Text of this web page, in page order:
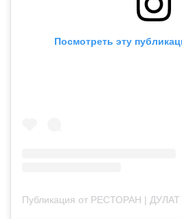
Посмотреть эту